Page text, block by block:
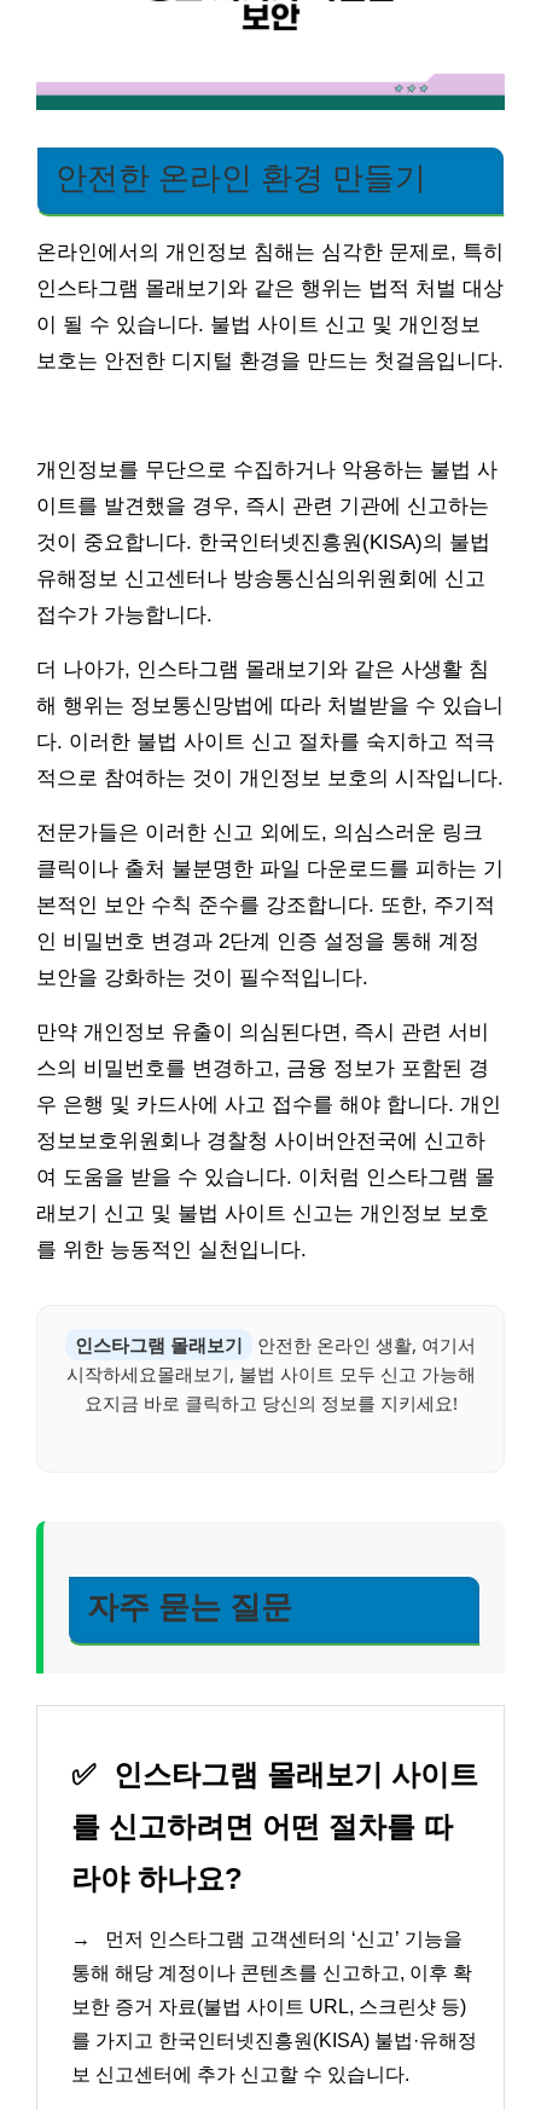
안전한 온라인 환경 만들기
온라인에서의 개인정보 침해는 심각한 문제로, 특히
인스타그램 몰래보기와 같은 행위는 법적 처벌 대상
이 될 수 있습니다. 불법 사이트 신고 및 개인정보
보호는 안전한 디지털 환경을 만드는 첫걸음입니다.
개인정보를 무단으로 수집하거나 악용하는 불법 사
이트를 발견했을 경우, 즉시 관련 기관에 신고하는
것이 중요합니다. 한국인터넷진흥원(KISA)의 불법
유해정보 신고센터나 방송통신심의위원회에 신고
접수가 가능합니다.
더 나아가, 인스타그램 몰래보기와 같은 사생활 침
해 행위는 정보통신망법에 따라 처벌받을 수 있습니
다. 이러한 불법 사이트 신고 절차를 숙지하고 적극
적으로 참여하는 것이 개인정보 보호의 시작입니다.
전문가들은 이러한 신고 외에도, 의심스러운 링크
클릭이나 출처 불분명한 파일 다운로드를 피하는 기
본적인 보안 수칙 준수를 강조합니다. 또한, 주기적
인 비밀번호 변경과 2단계 인증 설정을 통해 계정
보안을 강화하는 것이 필수적입니다.
만약 개인정보 유출이 의심된다면, 즉시 관련 서비
스의 비밀번호를 변경하고, 금융 정보가 포함된 경
우 은행 및 카드사에 사고 접수를 해야 합니다. 개인
정보보호위원회나 경찰청 사이버안전국에 신고하
여 도움을 받을 수 있습니다. 이처럼 인스타그램 몰
래보기 신고 및 불법 사이트 신고는 개인정보 보호
를 위한 능동적인 실천입니다.
인스타그램 몰래보기
안전한 온라인 생활, 여기서
시작하세요몰래보기, 불법 사이트 모두 신고 가능해
요지금 바로 클릭하고 당신의 정보를 지키세요!
자주 묻는 질문
✅
인스타그램 몰래보기 사이트
를 신고하려면 어떤 절차를 따
라야 하나요?
→
먼저 인스타그램 고객센터의 ‘신고’ 기능을
통해 해당 계정이나 콘텐츠를 신고하고, 이후 확
보한 증거 자료(불법 사이트 URL, 스크린샷 등)
를 가지고 한국인터넷진흥원(KISA) 불법·유해정
보 신고센터에 추가 신고할 수 있습니다.